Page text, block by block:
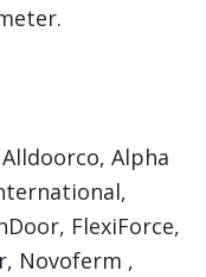
Alpha
FlexiForce,
Novoferm ,